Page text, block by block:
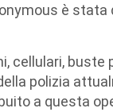
è
cellulari, buste
polizia
a questa